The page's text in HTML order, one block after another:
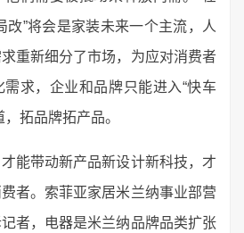
改”将会是家装未来一个主流，人
重新细分了市场，为应对消费者
求，企业和品牌只能进入“快车
拓品牌拓产品。
能带动新产品新设计新科技，才
者。索菲亚家居米兰纳事业部营
者，电器是米兰纳品牌品类扩张